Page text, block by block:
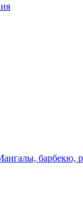
барбекю,